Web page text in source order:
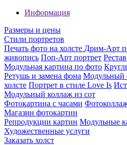
Информация
Размеры и цены
Стили портретов
Печать фото на холсте Дрим-Арт
живопись Поп-Арт портрет
Модульная картина по фото
Ретушь и замена фона Модульный
холсте Портрет в стиле Love Is
Модульный коллаж из сот
Фотокартина с часами
Магазин фотокартин
Репродукции картин Модульные
Художественные услуги
Заказать холст